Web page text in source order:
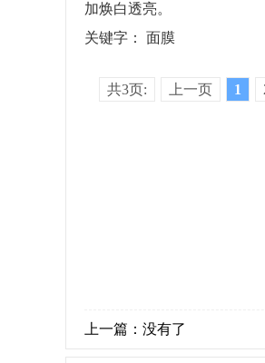
加焕白透亮。
关键字： 面膜
共3页: 上一页 1
上一篇：没有了